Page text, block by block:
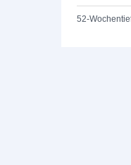
52-